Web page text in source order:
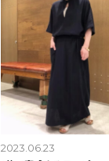
2023.06.23